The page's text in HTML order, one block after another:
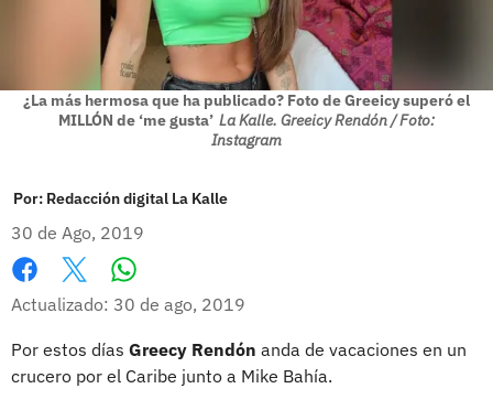
¿La más hermosa que ha publicado? Foto de Greeicy superó el
MILLÓN de ‘me gusta’ La Kalle. Greeicy Rendón / Foto:
Instagram
Por: Redacción digital La Kalle
30 de Ago, 2019
Facebook
X
Actualizado: 30 de ago, 2019
Por estos días Greecy Rendón anda de vacaciones en un
crucero por el Caribe junto a Mike Bahía.